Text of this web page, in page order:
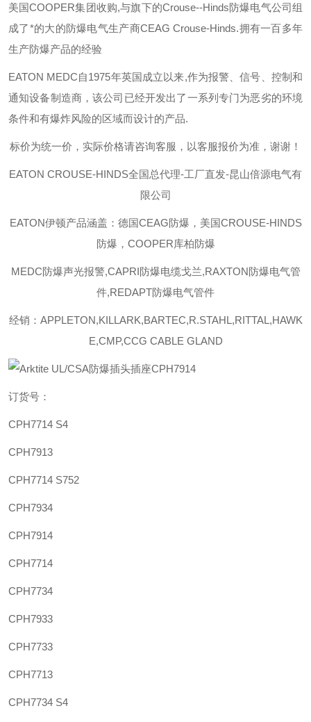
美国COOPER集团收购,与旗下的Crouse--Hinds防爆电气公司组
成了*的大的防爆电气生产商CEAG Crouse-Hinds.拥有一百多年
生产防爆产品的经验
EATON MEDC自1975年英国成立以来,作为报警、信号、控制和
通知设备制造商，该公司已经开发出了一系列专门为恶劣的环境
条件和有爆炸风险的区域而设计的产品.
标价为统一价，实际价格请咨询客服，以客服报价为准，谢谢！
EATON CROUSE-HINDS全国总代理-工厂直发-昆山倍源电气有
限公司
EATON伊顿产品涵盖：德国CEAG防爆，美国CROUSE-HINDS
防爆，COOPER库柏防爆
MEDC防爆声光报警,CAPRI防爆电缆戈兰,RAXTON防爆电气管
件,REDAPT防爆电气管件
经销：APPLETON,KILLARK,BARTEC,R.STAHL,RITTAL,HAWK
E,CMP,CCG CABLE GLAND
订货号：
CPH7714 S4
CPH7913
CPH7714 S752
CPH7934
CPH7914
CPH7714
CPH7734
CPH7933
CPH7733
CPH7713
CPH7734 S4